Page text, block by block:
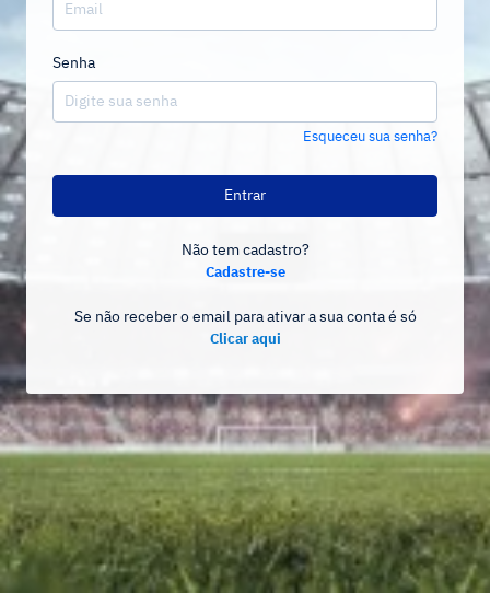
Senha
Esqueceu sua senha?
Entrar
Não tem cadastro?
Cadastre-se
Se não receber o email para ativar a sua conta é só
Clicar aqui